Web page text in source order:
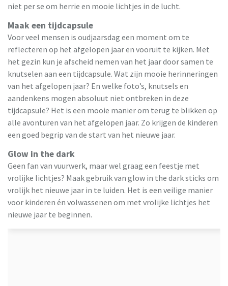
niet per se om herrie en mooie lichtjes in de lucht.
Maak een tijdcapsule
Voor veel mensen is oudjaarsdag een moment om te
reflecteren op het afgelopen jaar en vooruit te kijken. Met
het gezin kun je afscheid nemen van het jaar door samen te
knutselen aan een tijdcapsule. Wat zijn mooie herinneringen
van het afgelopen jaar? En welke foto’s, knutsels en
aandenkens mogen absoluut niet ontbreken in deze
tijdcapsule? Het is een mooie manier om terug te blikken op
alle avonturen van het afgelopen jaar. Zo krijgen de kinderen
een goed begrip van de start van het nieuwe jaar.
Glow in the dark
Geen fan van vuurwerk, maar wel graag een feestje met
vrolijke lichtjes? Maak gebruik van glow in the dark sticks om
vrolijk het nieuwe jaar in te luiden. Het is een veilige manier
voor kinderen én volwassenen om met vrolijke lichtjes het
nieuwe jaar te beginnen.